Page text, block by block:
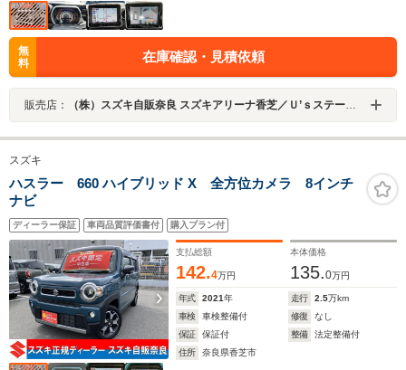
無
料
在庫確認・見積依頼
販売店： （株）スズキ自販奈良 スズキアリーナ香芝／Ｕ’ｓステーション香芝
スズキ
ハスラー 660 ハイブリッド X 全方位カメラ 8インチ
ナビ
ディーラー保証 車両品質評価書付 購入プラン付
支払総額
142.4万円
本体価格
135.0万円
年式 2021年 走行 2.5万km
車検
車検整備付 修復
なし
保証
保証付 整備
法定整備付
住所
奈良県香芝市